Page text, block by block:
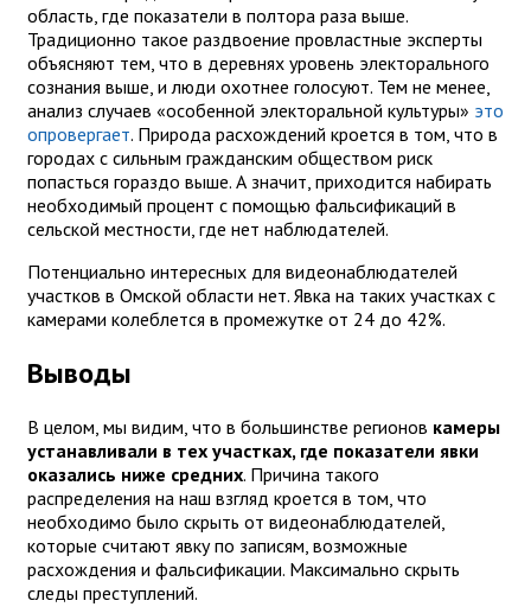
область, где показатели в полтора раза выше.
Традиционно такое раздвоение провластные эксперты
объясняют тем, что в деревнях уровень электорального
сознания выше, и люди охотнее голосуют. Тем не менее,
анализ случаев «особенной электоральной культуры» это
опровергает. Природа расхождений кроется в том, что в
городах с сильным гражданским обществом риск
попасться гораздо выше. А значит, приходится набирать
необходимый процент с помощью фальсификаций в
сельской местности, где нет наблюдателей.
Потенциально интересных для видеонаблюдателей
участков в Омской области нет. Явка на таких участках с
камерами колеблется в промежутке от 24 до 42%.
Выводы
В целом, мы видим, что в большинстве регионов камеры
устанавливали в тех участках, где показатели явки
оказались ниже средних. Причина такого
распределения на наш взгляд кроется в том, что
необходимо было скрыть от видеонаблюдателей,
которые считают явку по записям, возможные
расхождения и фальсификации. Максимально скрыть
следы преступлений.